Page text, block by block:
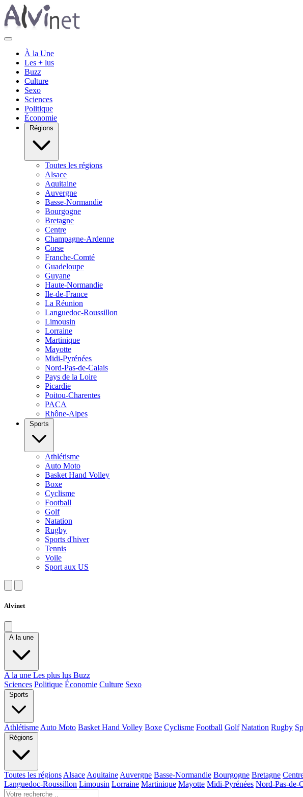
À la Une
Les + lus
Buzz
Culture
Sexo
Sciences
Politique
Économie
Régions
Toutes les régions
Alsace
Aquitaine
Auvergne
Basse-Normandie
Bourgogne
Bretagne
Centre
Champagne-Ardenne
Corse
Franche-Comté
Guadeloupe
Guyane
Haute-Normandie
Ile-de-France
La Réunion
Languedoc-Roussillon
Limousin
Lorraine
Martinique
Mayotte
Midi-Pyrénées
Nord-Pas-de-Calais
Pays de la Loire
Picardie
Poitou-Charentes
PACA
Rhône-Alpes
Sports
Athlétisme
Auto Moto
Basket Hand Volley
Boxe
Cyclisme
Football
Golf
Natation
Rugby
Sports d'hiver
Tennis
Voile
Sport aux US
Alvinet
A la une
A la une Les plus lus Buzz
Sciences Politique Économie Culture Sexo
Sports
Athlétisme Auto Moto Basket Hand Volley Boxe Cyclisme Football Golf Natation Rugby
Régions
Toutes les régions Alsace Aquitaine Auvergne Basse-Normandie Bourgogne Bretagne
Languedoc-Roussillon Limousin Lorraine Martinique Mayotte Midi-Pyrénées Nord-Pas-de-